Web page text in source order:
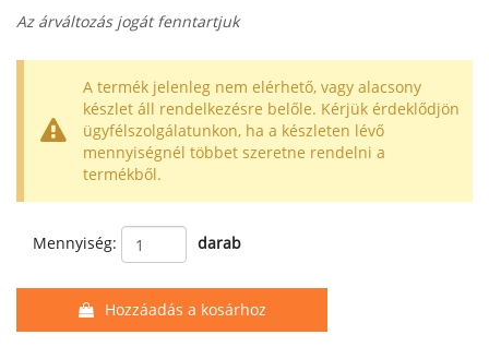
Az árváltozás jogát fenntartjuk
A termék jelenleg nem elérhető, vagy alacsony
készlet áll rendelkezésre belőle. Kérjük érdeklődjön
ügyfélszolgálatunkon, ha a készleten lévő
mennyiségnél többet szeretne rendelni a
termékből.
Mennyiség: darab
Hozzáadás a kosárhoz